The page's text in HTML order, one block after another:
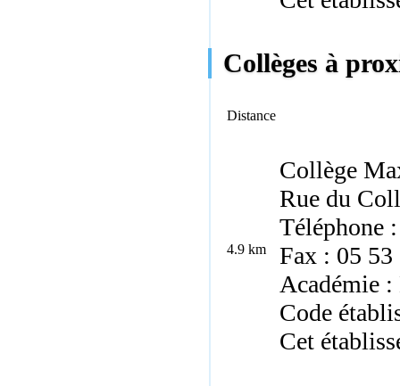
Collèges à
Distance
4.9 km
Collège
Rue du
Téléphone
Fax : 05 53
Académie
Code
Cet